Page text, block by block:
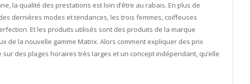
la qualité des prestations est loin d’être au rabais. En plus de
dernières modes et tendances, les trois femmes, coiffeuses
Et les produits utilisés sont des produits de la marque
de la nouvelle gamme Matrix. Alors comment expliquer des prix
des plages horaires très larges et un concept indépendant, qu’elle